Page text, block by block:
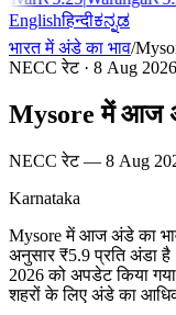
Englishहिन्दीಕನ್ನಡ
भारत में अंडे का भाव/
NECC रेट· 8 Aug 2026
Mysore में आज
NECC रेट— 8 Aug
Karnataka
Mysore में आज अंडे का
अनुसार ₹5.9 प्रति अंडा
2026 को अपडेट किया
शहरों के लिए अंडे का